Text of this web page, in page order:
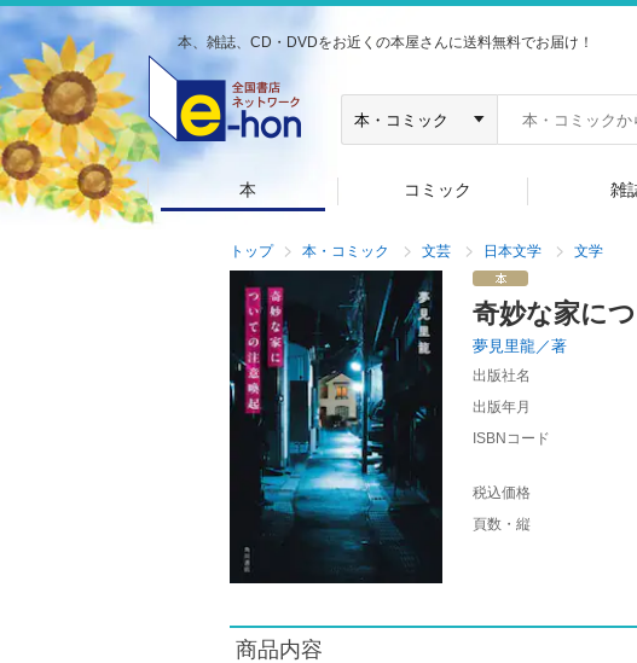
本、雑誌、CD・DVDをお近くの本屋さんに送料無料でお届け！
本 コミック 雑
トップ 本・コミック 文芸 日本文学 文学
奇妙な家に
夢見里龍／著
出版社名
出版年月
ISBNコード
税込価格
頁数・縦
商品内容